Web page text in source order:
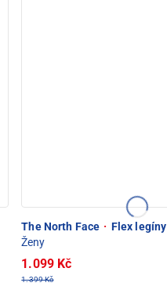
The North Face · Flex legíny
Ženy
1.099 Kč
1.399 Kč